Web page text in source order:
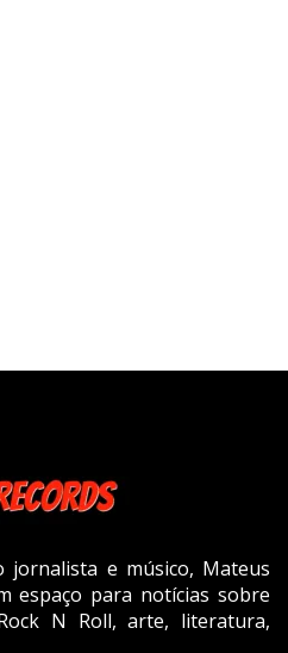
jornalista e músico, Mateus
espaço para notícias sobre
N Roll, arte, literatura,